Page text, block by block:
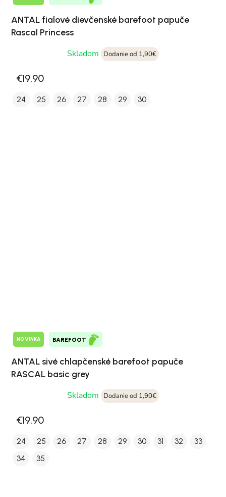
ANTAL fialové dievčenské barefoot papuče
Rascal Princess
Skladom
Dodanie od 1,90€
€19,90
24 25 26 27 28 29 30
NOVINKA BAREFOOT
ANTAL sivé chlapčenské barefoot papuče
RASCAL basic grey
Skladom
Dodanie od 1,90€
€19,90
24 25 26 27 28 29 30 31 32
33
34
35